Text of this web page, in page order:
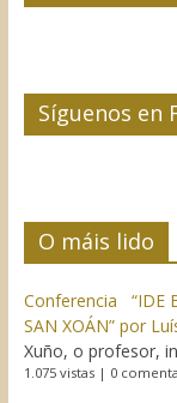
Síguenos en
O máis lido
Conferencia “IDE
SAN XOÁN” por
Xuño, o profesor,
1.075 vistas| 0